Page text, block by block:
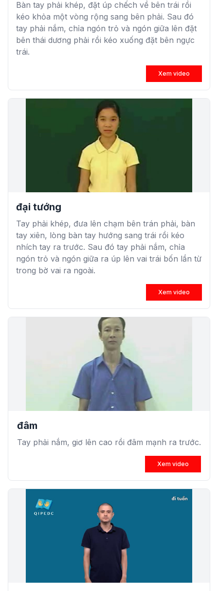
Bàn tay phải khép, đặt úp chếch về bên trái rồi
kéo khỏa một vòng rộng sang bên phải. Sau đó
tay phải nắm, chỉa ngón trỏ và ngón giữa lên đặt
bên thái dương phải rồi kéo xuống đặt bên ngực
trái.
Xem video
đại tướng
Tay phải khép, đưa lên chạm bên trán phải, bàn
tay xiên, lòng bàn tay hướng sang trái rồi kéo
nhích tay ra trước. Sau đó tay phải nắm, chỉa
ngón trỏ và ngón giữa ra úp lên vai trái bốn lần từ
trong bờ vai ra ngoài.
Xem video
đâm
Tay phải nắm, giơ lên cao rồi đâm mạnh ra trước.
Xem video